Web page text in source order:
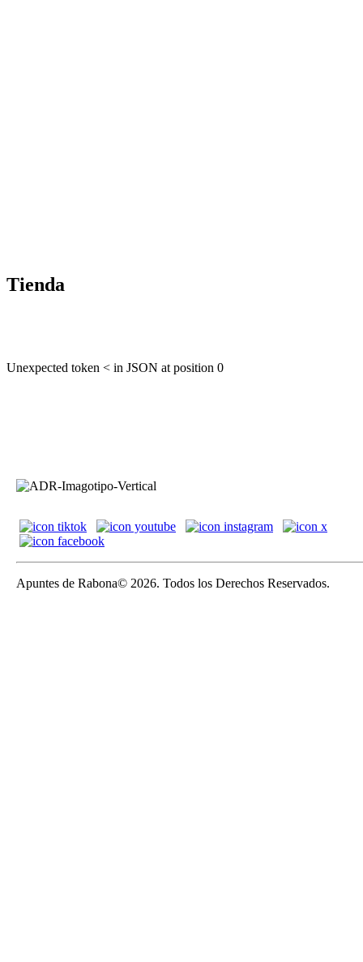
Tienda
Unexpected token < in JSON at position 0
Apuntes de Rabona© 2026. Todos los Derechos Reservados.